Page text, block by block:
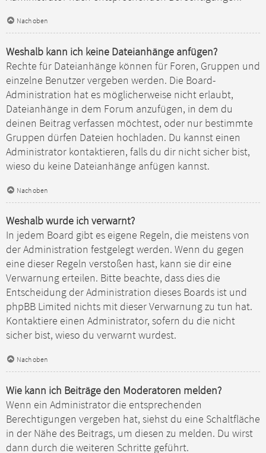
Nach oben
Weshalb kann ich keine Dateianhänge anfügen?
Rechte für Dateianhänge können für Foren, Gruppen und
einzelne Benutzer vergeben werden. Die Board-
Administration hat es möglicherweise nicht erlaubt,
Dateianhänge in dem Forum anzufügen, in dem du
deinen Beitrag verfassen möchtest, oder nur bestimmte
Gruppen dürfen Dateien hochladen. Du kannst einen
Administrator kontaktieren, falls du dir nicht sicher bist,
wieso du keine Dateianhänge anfügen kannst.
Nach oben
Weshalb wurde ich verwarnt?
In jedem Board gibt es eigene Regeln, die meistens von
der Administration festgelegt werden. Wenn du gegen
eine dieser Regeln verstoßen hast, kann sie dir eine
Verwarnung erteilen. Bitte beachte, dass dies die
Entscheidung der Administration dieses Boards ist und
phpBB Limited nichts mit dieser Verwarnung zu tun hat.
Kontaktiere einen Administrator, sofern du die nicht
sicher bist, wieso du verwarnt wurdest.
Nach oben
Wie kann ich Beiträge den Moderatoren melden?
Wenn ein Administrator die entsprechenden
Berechtigungen vergeben hat, siehst du eine Schaltfläche
in der Nähe des Beitrags, um diesen zu melden. Du wirst
dann durch die weiteren Schritte geführt.